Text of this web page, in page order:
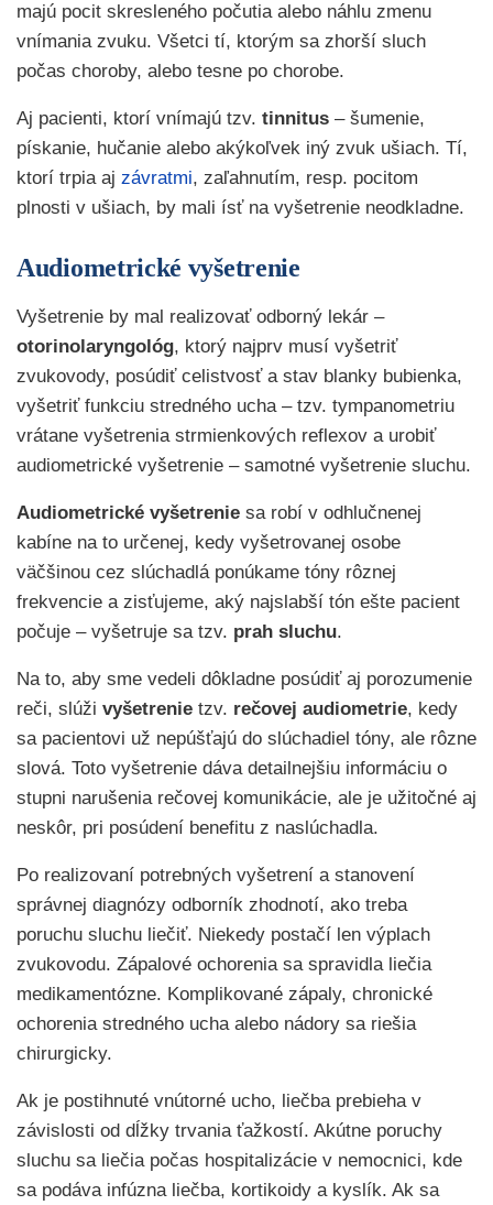
majú pocit skresleného počutia alebo náhlu zmenu
vnímania zvuku. Všetci tí, ktorým sa zhorší sluch
počas choroby, alebo tesne po chorobe.
Aj pacienti, ktorí vnímajú tzv. tinnitus – šumenie,
pískanie, hučanie alebo akýkoľvek iný zvuk ušiach. Tí,
ktorí trpia aj závratmi, zaľahnutím, resp. pocitom
plnosti v ušiach, by mali ísť na vyšetrenie neodkladne.
Audiometrické vyšetrenie
Vyšetrenie by mal realizovať odborný lekár –
otorinolaryngológ, ktorý najprv musí vyšetriť
zvukovody, posúdiť celistvosť a stav blanky bubienka,
vyšetriť funkciu stredného ucha – tzv. tympanometriu
vrátane vyšetrenia strmienkových reflexov a urobiť
audiometrické vyšetrenie – samotné vyšetrenie sluchu.
Audiometrické vyšetrenie sa robí v odhlučnenej
kabíne na to určenej, kedy vyšetrovanej osobe
väčšinou cez slúchadlá ponúkame tóny rôznej
frekvencie a zisťujeme, aký najslabší tón ešte pacient
počuje – vyšetruje sa tzv. prah sluchu.
Na to, aby sme vedeli dôkladne posúdiť aj porozumenie
reči, slúži vyšetrenie tzv. rečovej audiometrie, kedy
sa pacientovi už nepúšťajú do slúchadiel tóny, ale rôzne
slová. Toto vyšetrenie dáva detailnejšiu informáciu o
stupni narušenia rečovej komunikácie, ale je užitočné aj
neskôr, pri posúdení benefitu z naslúchadla.
Po realizovaní potrebných vyšetrení a stanovení
správnej diagnózy odborník zhodnotí, ako treba
poruchu sluchu liečiť. Niekedy postačí len výplach
zvukovodu. Zápalové ochorenia sa spravidla liečia
medikamentózne. Komplikované zápaly, chronické
ochorenia stredného ucha alebo nádory sa riešia
chirurgicky.
Ak je postihnuté vnútorné ucho, liečba prebieha v
závislosti od dĺžky trvania ťažkostí. Akútne poruchy
sluchu sa liečia počas hospitalizácie v nemocnici, kde
sa podáva infúzna liečba, kortikoidy a kyslík. Ak sa